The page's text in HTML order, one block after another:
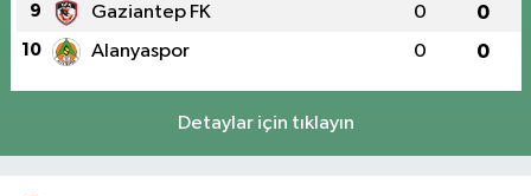
9 Gaziantep FK 0 0
10 Alanyaspor 0 0
Detaylar için tıklayın